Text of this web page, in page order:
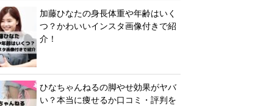
加藤ひなたの身長体重や年齢はいく
つ？かわいいインスタ画像付きで紹
介！
ひなちゃんねるの脚やせ効果がヤバ
い？本当に痩せるか口コミ・評判を